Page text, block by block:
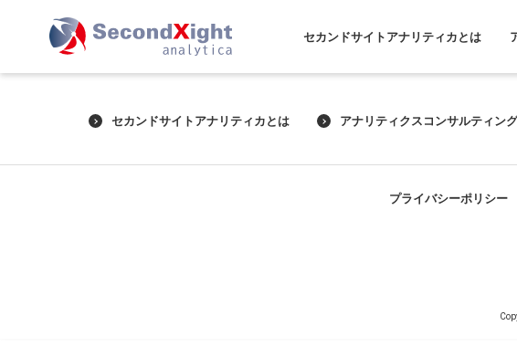
セカンドサイトアナリティカとは
セカンドサイトアナリティカとは アナリティクスコンサルティング
プライバシーポリシー